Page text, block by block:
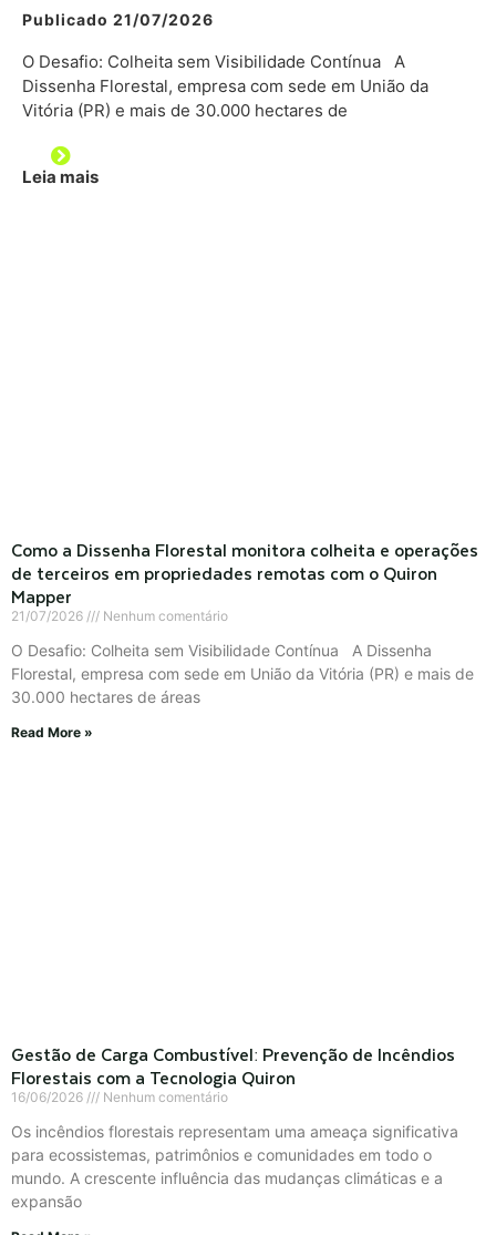
Publicado 21/07/2026
O Desafio: Colheita sem Visibilidade Contínua A
Dissenha Florestal, empresa com sede em União da
Vitória (PR) e mais de 30.000 hectares de
Leia mais
Como a Dissenha Florestal monitora colheita e operações
de terceiros em propriedades remotas com o Quiron
Mapper
21/07/2026 Nenhum comentário
O Desafio: Colheita sem Visibilidade Contínua A Dissenha
Florestal, empresa com sede em União da Vitória (PR) e mais de
30.000 hectares de áreas
Read More »
Gestão de Carga Combustível: Prevenção de Incêndios
Florestais com a Tecnologia Quiron
16/06/2026 Nenhum comentário
Os incêndios florestais representam uma ameaça significativa
para ecossistemas, patrimônios e comunidades em todo o
mundo. A crescente influência das mudanças climáticas e a
expansão